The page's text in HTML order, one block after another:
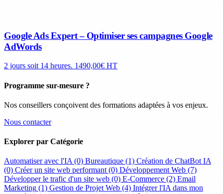
Google Ads Expert – Optimiser ses campagnes Google
AdWords
2 jours soit 14 heures. 1490,00€ HT
Programme sur-mesure ?
Nos conseillers conçoivent des formations adaptées à vos enjeux.
Nous contacter
Explorer par Catégorie
Automatiser avec l'IA (0) Bureautique (1) Création de ChatBot IA
(0) Créer un site web performant (0) Développement Web (7)
Développer le trafic d'un site web (0) E-Commerce (2) Email
Marketing (1) Gestion de Projet Web (4) Intégrer l'IA dans mon